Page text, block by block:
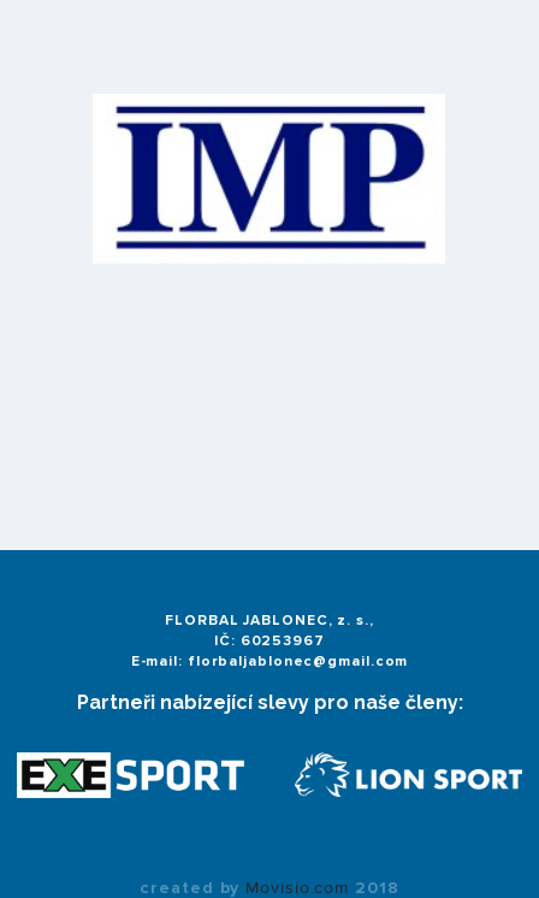
FLORBAL JABLONEC, z. s.,
IČ: 60253967
E-mail: florbaljablonec@gmail.com
Partneři nabízející slevy pro naše členy:
created by Movisio.com 2018